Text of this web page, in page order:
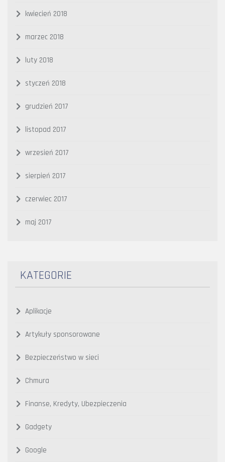
kwiecień 2018
marzec 2018
luty 2018
styczeń 2018
grudzień 2017
listopad 2017
wrzesień 2017
sierpień 2017
czerwiec 2017
maj 2017
KATEGORIE
Aplikacje
Artykuły sponsorowane
Bezpieczeństwo w sieci
Chmura
Finanse, Kredyty, Ubezpieczenia
Gadgety
Google